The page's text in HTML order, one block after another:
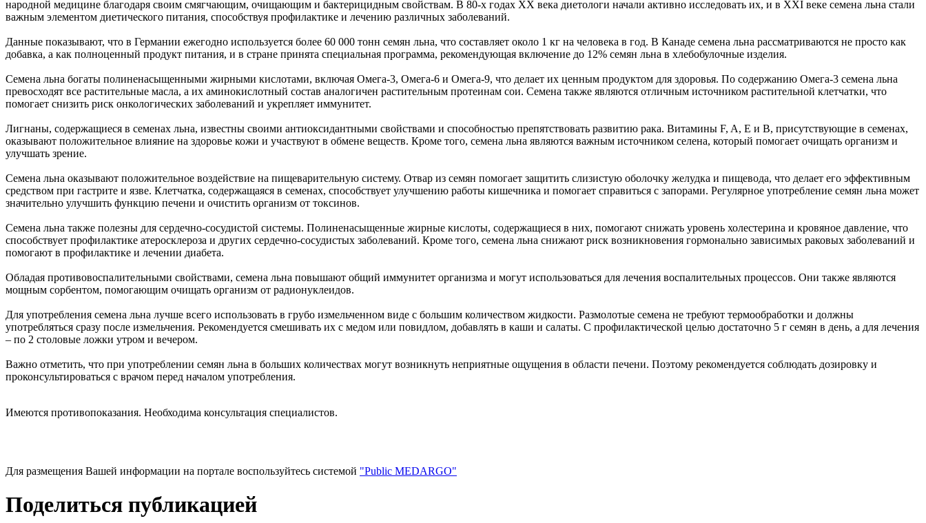
народной медицине благодаря своим смягчающим, очищающим и бактерицидным свойствам. В 80-х годах XX века диетологи начали активно исследовать их, и в XXI веке семена льна стали
важным элементом диетического питания, способствуя профилактике и лечению различных заболеваний.
Данные показывают, что в Германии ежегодно используется более 60 000 тонн семян льна, что составляет около 1 кг на человека в год. В Канаде семена льна рассматриваются не просто как
добавка, а как полноценный продукт питания, и в стране принята специальная программа, рекомендующая включение до 12% семян льна в хлебобулочные изделия.
Семена льна богаты полиненасыщенными жирными кислотами, включая Омега-3, Омега-6 и Омега-9, что делает их ценным продуктом для здоровья. По содержанию Омега-3 семена льна
превосходят все растительные масла, а их аминокислотный состав аналогичен растительным протеинам сои. Семена также являются отличным источником растительной клетчатки, что
помогает снизить риск онкологических заболеваний и укрепляет иммунитет.
Лигнаны, содержащиеся в семенах льна, известны своими антиоксидантными свойствами и способностью препятствовать развитию рака. Витамины F, A, E и B, присутствующие в семенах,
оказывают положительное влияние на здоровье кожи и участвуют в обмене веществ. Кроме того, семена льна являются важным источником селена, который помогает очищать организм и
улучшать зрение.
Семена льна оказывают положительное воздействие на пищеварительную систему. Отвар из семян помогает защитить слизистую оболочку желудка и пищевода, что делает его эффективным
средством при гастрите и язве. Клетчатка, содержащаяся в семенах, способствует улучшению работы кишечника и помогает справиться с запорами. Регулярное употребление семян льна может
значительно улучшить функцию печени и очистить организм от токсинов.
Семена льна также полезны для сердечно-сосудистой системы. Полиненасыщенные жирные кислоты, содержащиеся в них, помогают снижать уровень холестерина и кровяное давление, что
способствует профилактике атеросклероза и других сердечно-сосудистых заболеваний. Кроме того, семена льна снижают риск возникновения гормонально зависимых раковых заболеваний и
помогают в профилактике и лечении диабета.
Обладая противовоспалительными свойствами, семена льна повышают общий иммунитет организма и могут использоваться для лечения воспалительных процессов. Они также являются
мощным сорбентом, помогающим очищать организм от радионуклеидов.
Для употребления семена льна лучше всего использовать в грубо измельченном виде с большим количеством жидкости. Размолотые семена не требуют термообработки и должны
употребляться сразу после измельчения. Рекомендуется смешивать их с медом или повидлом, добавлять в каши и салаты. С профилактической целью достаточно 5 г семян в день, а для лечения
– по 2 столовые ложки утром и вечером.
Важно отметить, что при употреблении семян льна в больших количествах могут возникнуть неприятные ощущения в области печени. Поэтому рекомендуется соблюдать дозировку и
проконсультироваться с врачом перед началом употребления.
Имеются противопоказания. Необходима консультация специалистов.
Для размещения Вашей информации на портале воспользуйтесь системой "Public MEDARGO"
Поделиться публикацией